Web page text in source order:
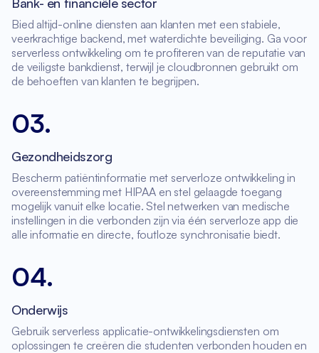
Bied altijd-online diensten aan klanten met een stabiele,
veerkrachtige backend, met waterdichte beveiliging. Ga voor
serverless ontwikkeling om te profiteren van de reputatie van
de veiligste bankdienst, terwijl je cloudbronnen gebruikt om
de behoeften van klanten te begrijpen.
03.
Gezondheidszorg
Bescherm patiëntinformatie met serverloze ontwikkeling in
overeenstemming met HIPAA en stel gelaagde toegang
mogelijk vanuit elke locatie. Stel netwerken van medische
instellingen in die verbonden zijn via één serverloze app die
alle informatie en directe, foutloze synchronisatie biedt.
04.
Onderwijs
Gebruik serverless applicatie-ontwikkelingsdiensten om
oplossingen te creëren die studenten verbonden houden en